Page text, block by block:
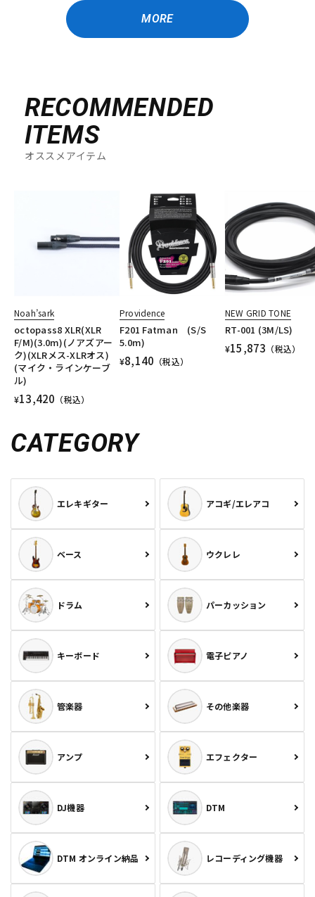
MORE
RECOMMENDED
ITEMS
オススメアイテム
Noah’sark
octopass8 XLR(XLR
F/M)(3.0m)(ノアズアー
ク)(XLRメス-XLRオス)
(マイク・ラインケーブ
ル)
¥13,420 （税込）
Providence
F201 Fatman (S/S
5.0m)
¥8,140 （税込）
NEW GRID TONE
RT-001 (3M/LS)
¥15,873 （税込）
CATEGORY
エレキギター アコギ/エレアコ
ベース ウクレレ
ドラム パーカッション
キーボード 電子ピアノ
管楽器 その他楽器
アンプ エフェクター
DJ機器 DTM
DTM オンライン納品 レコーディング機器